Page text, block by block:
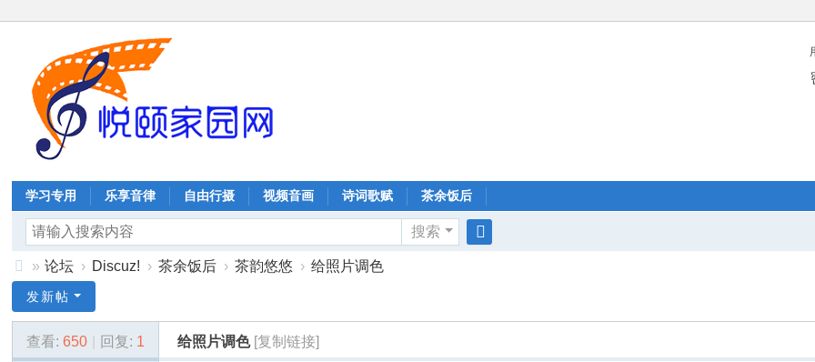
学习专用 乐享音律 自由行摄 视频音画 诗词歌赋 茶余饭后
搜索
同
» 论坛 › Discuz! › 茶余饭后 › 茶韵悠悠 › 给照片调色
发新帖
查看: 650 回复: 1 给照片调色 [复制链接]